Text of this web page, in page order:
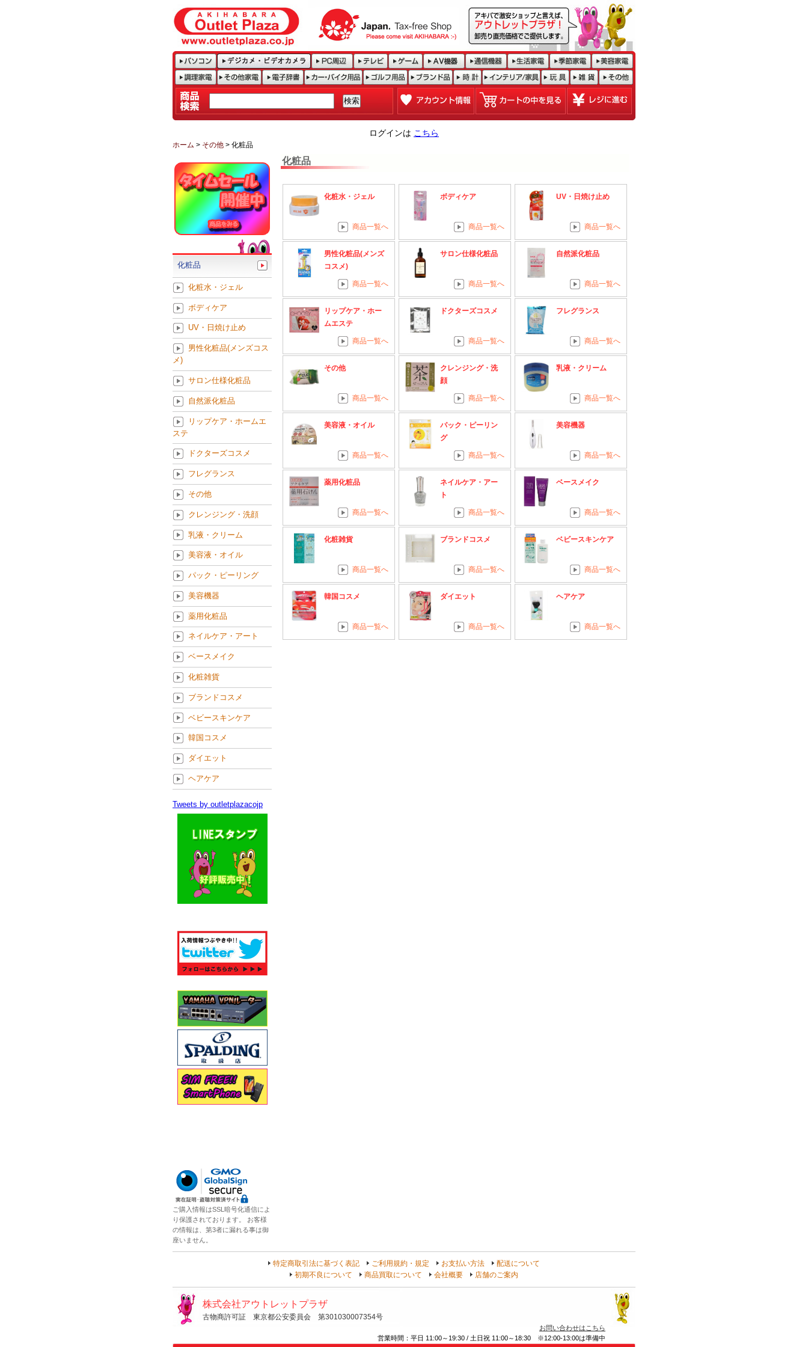
ログインは こちら
ホーム > その他 > 化粧品
化粧品
化粧水・ジェル
商品一覧へ
ボディケア
商品一覧へ
UV・日焼け止め
商品一覧へ
男性化粧品(メンズ
コスメ)
商品一覧へ
サロン仕様化粧品
商品一覧へ
自然派化粧品
商品一覧へ
リップケア・ホー
ムエステ
商品一覧へ
ドクターズコスメ
商品一覧へ
フレグランス
商品一覧へ
その他
商品一覧へ
クレンジング・洗
顔
商品一覧へ
乳液・クリーム
商品一覧へ
美容液・オイル
商品一覧へ
パック・ピーリン
グ
商品一覧へ
美容機器
商品一覧へ
薬用化粧品
商品一覧へ
ネイルケア・アー
ト
商品一覧へ
ベースメイク
商品一覧へ
化粧雑貨
商品一覧へ
ブランドコスメ
商品一覧へ
ベビースキンケア
商品一覧へ
韓国コスメ
商品一覧へ
ダイエット
商品一覧へ
ヘアケア
商品一覧へ
化粧品
化粧水・ジェル
ボディケア
UV・日焼け止め
男性化粧品(メンズコス
メ)
サロン仕様化粧品
自然派化粧品
リップケア・ホームエ
ステ
ドクターズコスメ
フレグランス
その他
クレンジング・洗顔
乳液・クリーム
美容液・オイル
パック・ピーリング
美容機器
薬用化粧品
ネイルケア・アート
ベースメイク
化粧雑貨
ブランドコスメ
ベビースキンケア
韓国コスメ
ダイエット
ヘアケア
Tweets by outletplazacojp
ご購入情報はSSL暗号化通信によ
り保護されております。 お客様
の情報は、第3者に漏れる事は御
座いません。
特定商取引法に基づく表記 ご利用規約・規定 お支払い方法
配送について
初期不良について
商品買取について 会社概要 店舗のご案内
株式会社アウトレットプラザ
古物商許可証 東京都公安委員会 第301030007354号
お問い合わせはこちら
営業時間：平日 11:00～19:30 / 土日祝 11:00～18:30 ※12:00-13:00は準備中